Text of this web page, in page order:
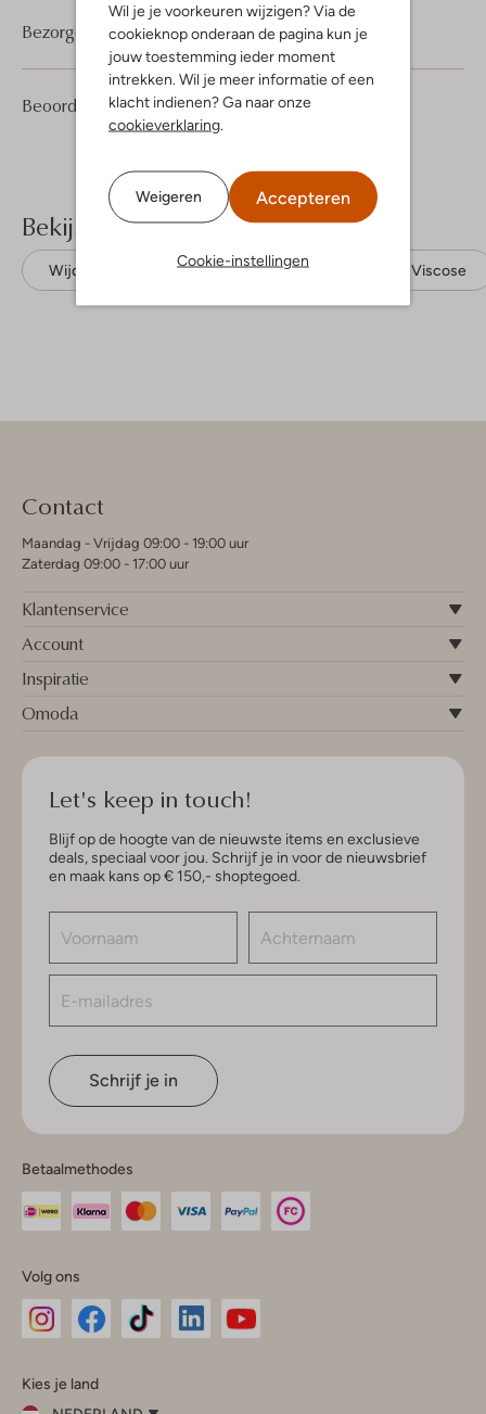
Wil je je voorkeuren wijzigen? Via de
cookieknop onderaan de pagina kun je
jouw toestemming ieder moment
intrekken. Wil je meer informatie of een
klacht indienen? Ga naar onze
cookieverklaring
Weigeren Accepteren
Cookie-instellingen
Beoordelingen (1) 5
1
5
Sterren
Bezorgen & retourneren
Bekijk meer
Wijde broeken Jansen Amsterdam Viscose
Contact
Maandag - Vrijdag 09:00 - 19:00 uur
Zaterdag 09:00 - 17:00 uur
Klantenservice
Account
Inspiratie
Omoda
Let's keep in touch!
Blijf op de hoogte van de nieuwste items en exclusieve
deals, speciaal voor jou. Schrijf je in voor de nieuwsbrief
en maak kans op € 150,- shoptegoed.
Schrijf je in
Betaalmethodes
Volg ons
InstagramFacebook
Kies je land